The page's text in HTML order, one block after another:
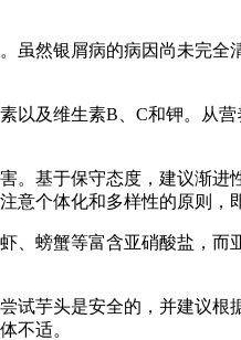
虽然银屑病的病因尚未完
以及维生素B、C和钾。从
。基于保守态度，建议渐
个体化和多样性的原则
、螃蟹等富含亚硝酸盐，
试芋头是安全的，并建议
不适。